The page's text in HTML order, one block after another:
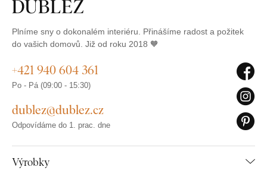
Plníme sny o dokonalém interiéru. Přinášíme radost a požitek
do vašich domovů. Již od roku 2018 🧡
Výrobky
+421 940 604 361
Po - Pá (09:00 - 15:30)
dublez@dublez.cz
Odpovídáme do 1. prac. dne